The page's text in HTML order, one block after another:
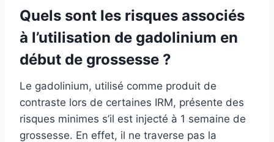
Quels sont les risques associés
à l’utilisation de gadolinium en
début de grossesse ?
Le gadolinium, utilisé comme produit de
contraste lors de certaines IRM, présente des
risques minimes s’il est injecté à 1 semaine de
grossesse. En effet, il ne traverse pas la